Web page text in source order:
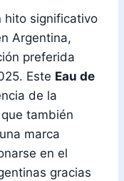
hito significativo
Argentina,
preferida
Este Eau de
de la
también
marca
en el
gracias